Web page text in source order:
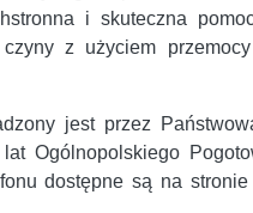
i skuteczna
z użyciem
jest przez
Ogólnopolskiego
dostępne są na stronie